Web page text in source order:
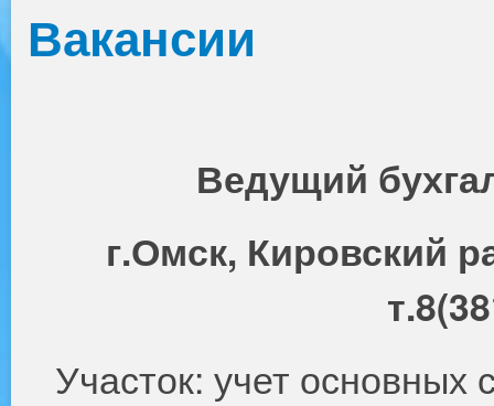
Вакансии
Ведущий
г.Омск, Кировский
Участок: учет